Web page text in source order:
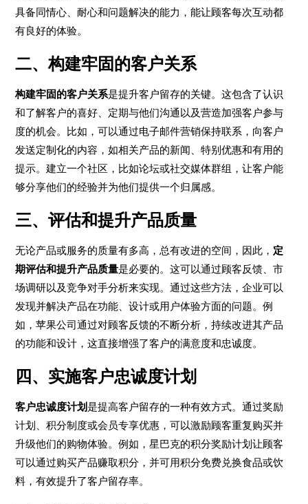
具备同情心、耐心和问题解决的能力，能让顾客每次互动都
有良好的体验。
二、构建牢固的客户关系
构建牢固的客户关系是提升客户留存的关键。这包含了认识
和了解客户的喜好、定期与他们沟通以及营造加强客户参与
度的机会。比如，可以通过电子邮件营销保持联系，向客户
发送定制化的内容，如相关产品的新闻、特别优惠和有用的
提示。建立一个社区，比如论坛或社交媒体群组，让客户能
够分享他们的经验并为他们提供一个归属感。
三、评估和提升产品质量
无论产品或服务的质量有多高，总有改进的空间，因此， 定
期评估和提升产品质量是必要的。这可以通过顾客反馈、市
场调研以及竞争对手分析来实现。通过这些方法，企业可以
发现并解决产品在功能、设计或用户体验方面的问题。例
如，苹果公司通过对顾客反馈的不断分析，持续改进其产品
的功能和设计，这直接增强了客户的满意度和忠诚度。
四、实施客户忠诚度计划
客户忠诚度计划是提高客户留存的一种有效方式。通过奖励
计划、积分制度或会员专享优惠，可以激励顾客重复购买并
升级他们的购物体验。例如，星巴克的积分奖励计划让顾客
可以通过购买产品赚取积分，并可用积分免费兑换食品或饮
料，有效提升了客户留存率。